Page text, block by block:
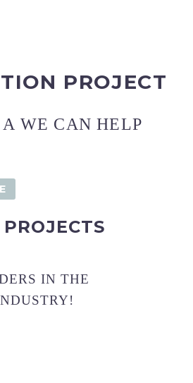
PROJECT
WE CAN HELP
IN THE